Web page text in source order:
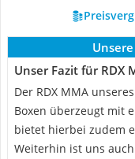
Unser Fazit für RDX
Der RDX MMA
Boxen überzeugt mit
bietet hierbei zudem
Weiterhin ist uns